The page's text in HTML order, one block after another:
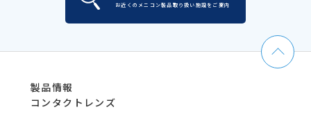
お近くのメニコン製品取り扱い施設をご案内
製品情報
コンタクトレンズ